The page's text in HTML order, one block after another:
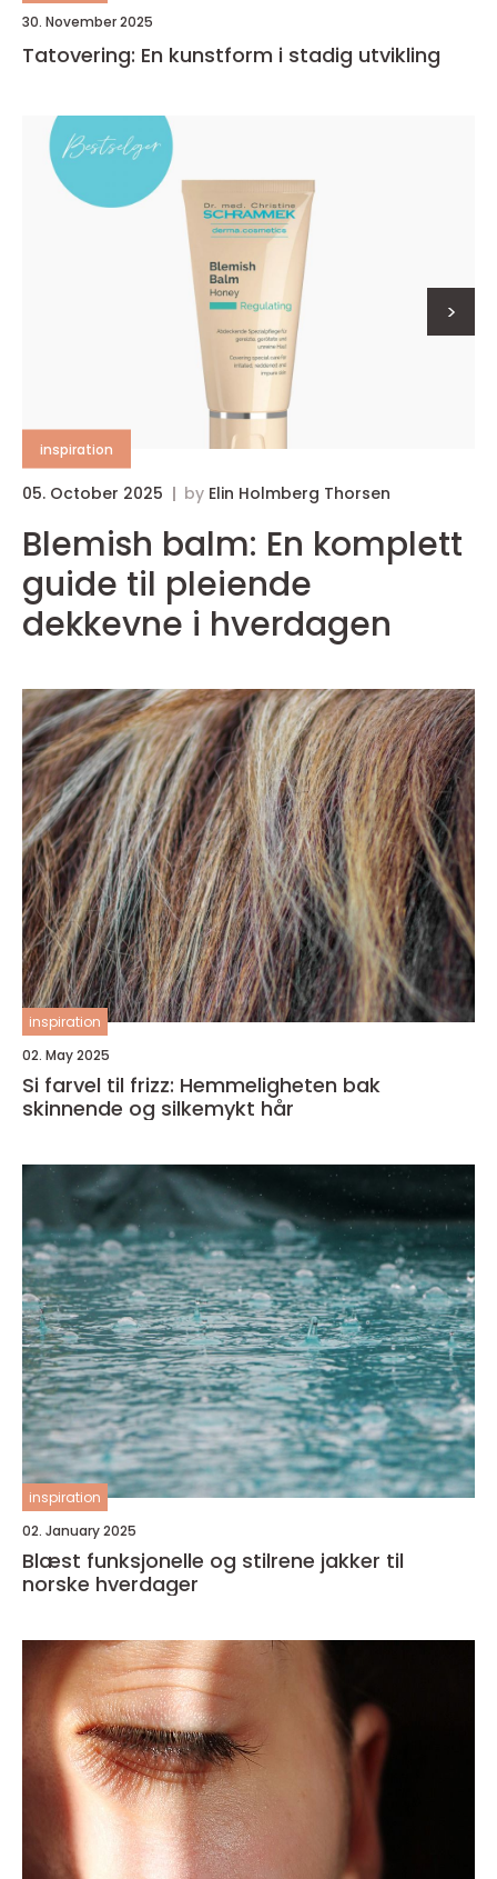
30. November 2025
Tatovering: En kunstform i stadig utvikling
inspiration
05. October 2025 by Elin Holmberg Thorsen
Blemish balm: En komplett
guide til pleiende
dekkevne i hverdagen
>
inspiration
02. May 2025
Si farvel til frizz: Hemmeligheten bak
skinnende og silkemykt hår
inspiration
02. January 2025
Blæst funksjonelle og stilrene jakker til
norske hverdager